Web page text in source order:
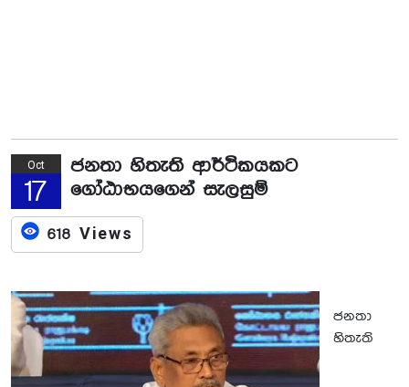
Oct
17
ජනතා හිතැති ආර්ථිකයකට
ගෝඨාභයගෙන් සැලසුම්
618 Views
ජනතා
හිතැති